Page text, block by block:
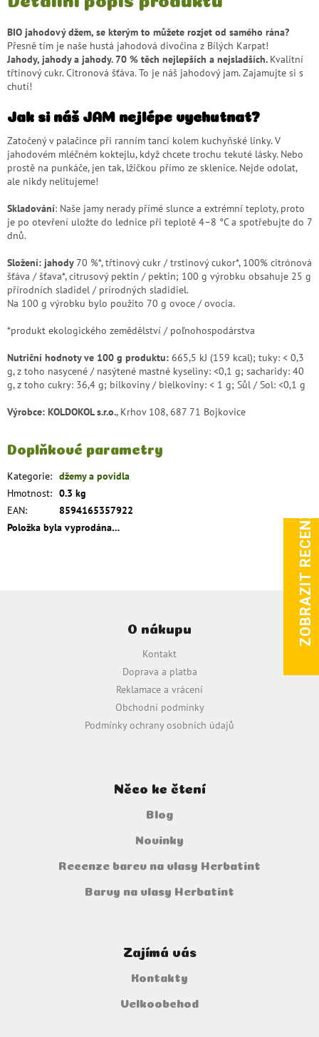
BIO jahodový džem, se kterým to můžete rozjet od samého rána?
Přesně tím je naše hustá jahodová divočina z Bílých Karpat!
Jahody, jahody a jahody. 70 % těch nejlepších a nejsladších. Kvalitní
třtinový cukr. Citronová šťáva. To je náš jahodový jam. Zajamujte si s
chutí!
Jak si náš JAM nejlépe vychutnat?
Zatočený v palačince při ranním tanci kolem kuchyňské linky. V
jahodovém mléčném koktejlu, když chcete trochu tekuté lásky. Nebo
prostě na punkáče, jen tak, lžičkou přímo ze sklenice. Nejde odolat,
ale nikdy nelitujeme!
Skladování: Naše jamy nerady přímé slunce a extrémní teploty, proto
je po otevření uložte do lednice při teplotě 4–8 °C a spotřebujte do 7
dnů.
Složení: jahody70 %*, třtinový cukr / trstinový cukor*, 100% citrónová
šťáva / šťava*, citrusový pektin / pektin; 100 g výrobku obsahuje 25 g
přírodních sladidel / prírodných sladidiel.
Na 100 g výrobku bylo použito 70 g ovoce / ovocia.
*produkt ekologického zemědělství / poľnohospodárstva
Nutriční hodnoty ve 100 g produktu: 665,5 kJ (159 kcal); tuky: < 0,3
g, z toho nasycené / nasýtené mastné kyseliny: <0,1 g; sacharidy: 40
g, z toho cukry: 36,4 g; bílkoviny / bielkoviny: < 1 g; Sůl / Sol: <0,1 g
Výrobce: KOLDOKOL s.r.o., Krhov 108, 687 71 Bojkovice
Doplňkové parametry
Kategorie: džemy a povidla
Hmotnost: 0.3 kg
EAN:
8594165357922
Položka byla vyprodána…
O nákupu
Kontakt
Doprava a platba
Reklamace a vrácení
Obchodní podmínky
Podmínky ochrany osobních údajů
Něco ke čtení
Blog
Novinky
Recenze barev na vlasy Herbatint
Barvy na vlasy Herbatint
Zajímá vás
Kontakty
Velkoobchod
ZOBRAZIT RECENZE